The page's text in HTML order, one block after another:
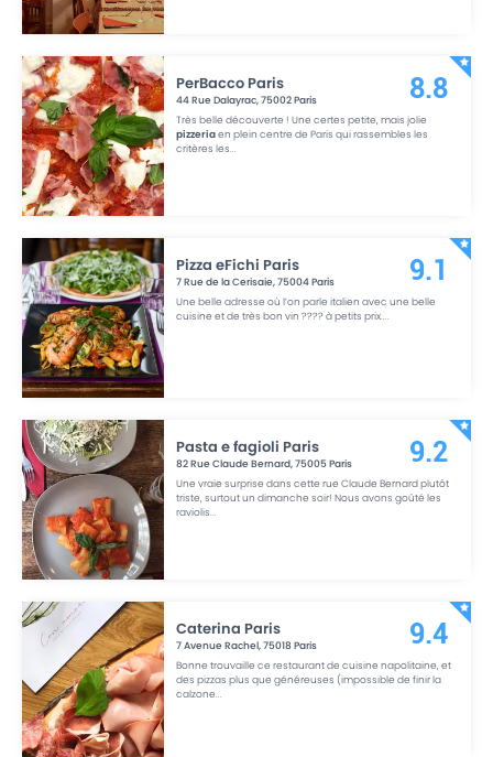
PerBacco Paris
44 Rue Dalayrac,75002Paris
Très belle découverte ! Une certes petite, mais jolie
pizzeriaen plein centre de Paris qui rassembles les
critères les...
8.8
Pizza eFichi Paris
7 Rue de la Cerisaie,75004Paris
Une belle adresse où l’on parle italien avec une belle
cuisine et de très bon vin ???? à petits prix....
9.1
Pasta e fagioli Paris
82 Rue Claude Bernard,75005Paris
Une vraie surprise dans cette rue Claude Bernard plutôt
triste, surtout un dimanche soir! Nous avons goûté les
raviolis...
9.2
Caterina Paris
7 Avenue Rachel,75018 Paris
Bonne trouvaille ce restaurant de cuisine napolitaine, et
des pizzas plus que généreuses (impossible de finir la
calzone...
9.4